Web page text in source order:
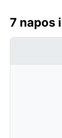
7 napos